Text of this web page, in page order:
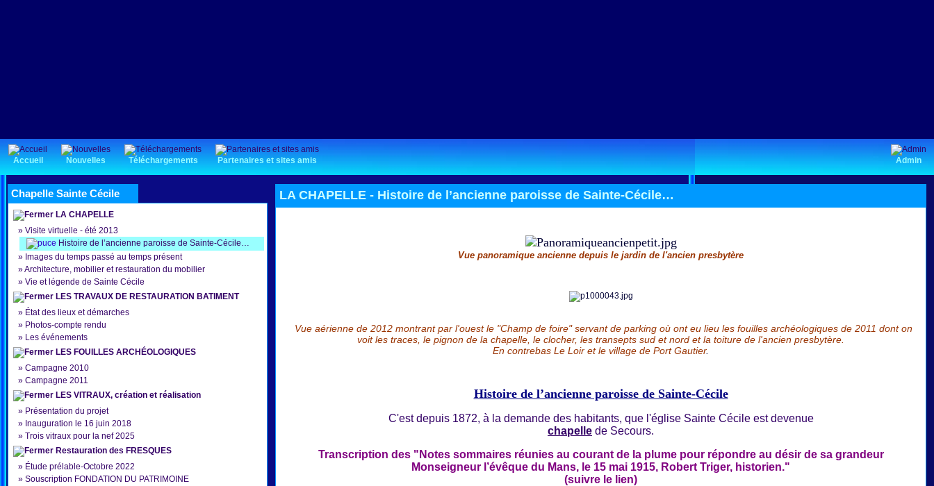
Admin
Accueil Nouvelles Téléchargements Partenaires et sites amis
Chapelle Sainte Cécile
LA CHAPELLE
» Visite virtuelle - été 2013
Histoire de l’ancienne paroisse de Sainte-Cécile…
» Images du temps passé au temps présent
»Architecture, mobilier et restauration du mobilier
» Vie et légende de Sainte Cécile
LES TRAVAUX DE RESTAURATION BATIMENT
» État des lieux et démarches
» Photos-compte rendu
» Les événements
LES FOUILLES ARCHÉOLOGIQUES
» Campagne 2010
» Campagne 2011
LES VITRAUX, création et réalisation
» Présentation du projet
» Inauguration le 16 juin 2018
» Trois vitraux pour la nef 2025
Restauration des FRESQUES
» Étude prélable-Octobre 2022
» Souscription FONDATION DU PATRIMOINE
LA CHAPELLE - Histoire de l’ancienne paroisse de Sainte-Cécile…
Vue panoramique ancienne depuis le jardin de l'ancien presbytère
Vue aérienne de 2012 montrant par l'ouest le "Champ de foire" servant de parking où ont eu lieu les fouilles archéologiques de 2011 dont on
voit les traces, le pignon de la chapelle, le clocher, les transepts sud et nord et la toiture de l'ancien presbytère.
En contrebas Le Loir et le village de Port Gautier.
Histoire de l’ancienne paroisse de Sainte-Cécile
C'est depuis 1872, à la demande des habitants, que l'église Sainte Cécile est devenue
chapelle de Secours.
Transcription des "Notes sommaires réunies au courant de la plume pour répondre au désir de sa grandeur
Monseigneur l’évêque du Mans, le 15 mai 1915, Robert Triger, historien."
(suivre le lien)